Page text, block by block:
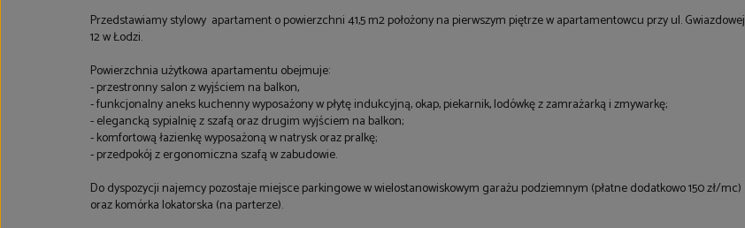
Przedstawiamy stylowy apartament o powierzchni 41,5 m2 położony na pierwszym piętrze w apartamentowcu przy ul. Gwiazdowej
12 w Łodzi.
Powierzchnia użytkowa apartamentu obejmuje:
- przestronny salon z wyjściem na balkon,
- funkcjonalny aneks kuchenny wyposażony w płytę indukcyjną, okap, piekarnik, lodówkę z zamrażarką i zmywarkę;
- elegancką sypialnię z szafą oraz drugim wyjściem na balkon;
- komfortową łazienkę wyposażoną w natrysk oraz pralkę;
- przedpokój z ergonomiczna szafą w zabudowie.
Do dyspozycji najemcy pozostaje miejsce parkingowe w wielostanowiskowym garażu podziemnym (płatne dodatkowo 150 zł/mc)
oraz komórka lokatorska (na parterze).